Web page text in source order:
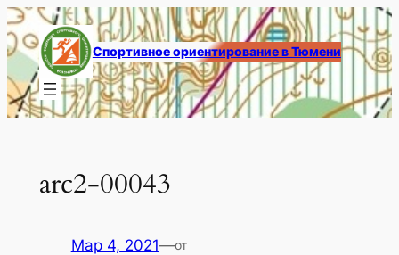
Перейти
к
содержимому
Спортивное ориентирование в Тюмени
arc2-00043
Мар 4, 2021—от